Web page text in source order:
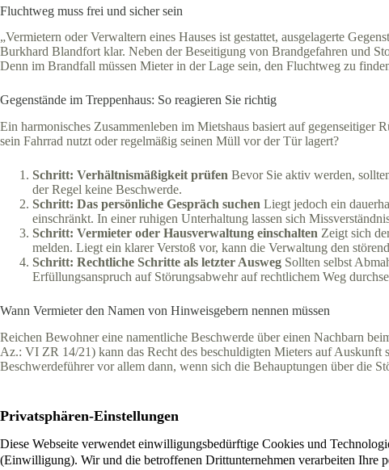
Fluchtweg muss frei und sicher sein
„Vermietern oder Verwaltern eines Hauses ist gestattet, ausgelagerte
Burkhard Blandfort klar. Neben der Beseitigung von Brandgefahren und
Denn im Brandfall müssen Mieter in der Lage sein, den Fluchtweg zu
Gegenstände im Treppenhaus: So reagieren Sie richtig
Ein harmonisches Zusammenleben im Mietshaus basiert auf
sein Fahrrad nutzt oder regelmäßig seinen Müll vor der Tür lagert?
Schritt: Verhältnismäßigkeit prüfen Bevor Sie aktiv werden,
der Regel keine Beschwerde.
Schritt: Das persönliche Gespräch suchen Liegt jedoch ein
einschränkt. In einer ruhigen Unterhaltung lassen sich
Schritt: Vermieter oder Hausverwaltung einschalten Zeigt sich
melden. Liegt ein klarer Verstoß vor, kann die Verwaltung den
Schritt: Rechtliche Schritte als letzter Ausweg Sollten selbst
Erfüllungsanspruch auf Störungsabwehr auf rechtlichem Weg
Wann Vermieter den Namen von Hinweisgebern nennen müssen
Reichen Bewohner eine namentliche Beschwerde über einen Nachbarn
Az.: VI ZR 14/21) kann das Recht des beschuldigten Mieters auf Auskunft
Beschwerdeführer vor allem dann, wenn sich die Behauptungen über die
Ihr Immobilienmakler